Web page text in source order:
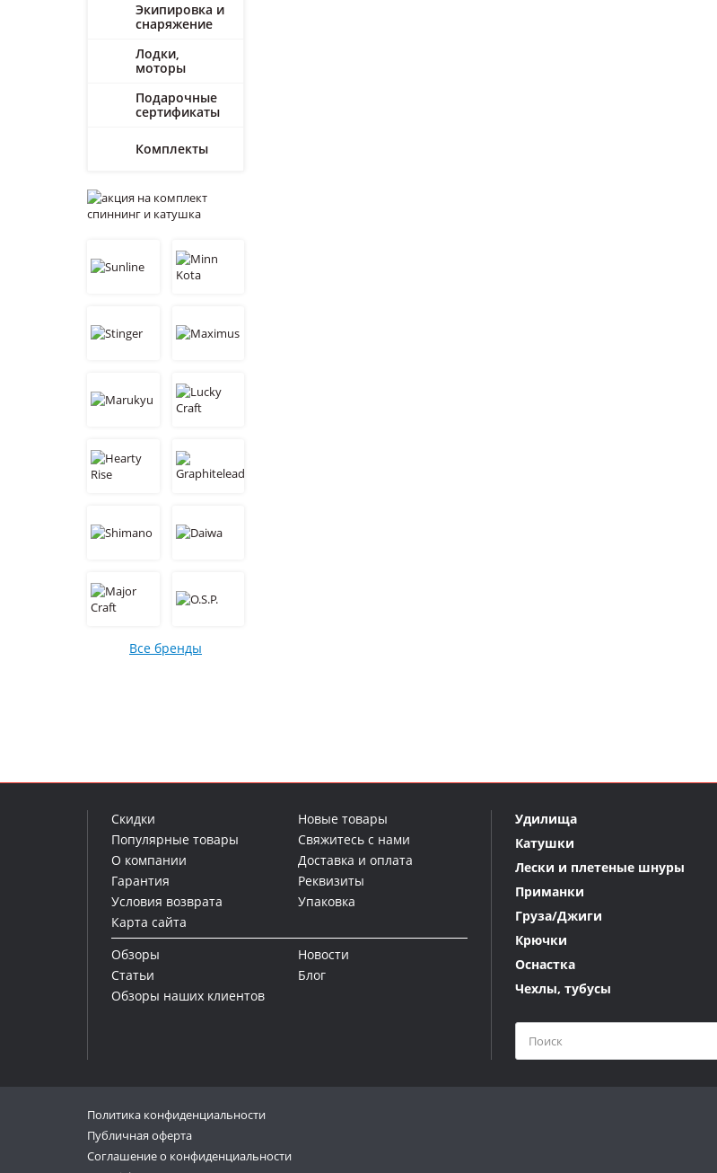
Экипировка и
снаряжение
Лодки,
моторы
Подарочные
сертификаты
Комплекты
Все бренды
Скидки
Популярные товары
О компании
Гарантия
Условия возврата
Карта сайта
Новые товары
Свяжитесь с нами
Доставка и оплата
Реквизиты
Упаковка
Обзоры
Статьи
Обзоры наших клиентов
Новости
Блог
Удилища
Катушки
Лески и плетеные шнуры
Приманки
Груза/Джиги
Крючки
Оснастка
Чехлы, тубусы
Политика конфиденциальности
Публичная оферта
Соглашение о конфиденциальности